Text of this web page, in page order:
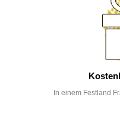
In einem Festland